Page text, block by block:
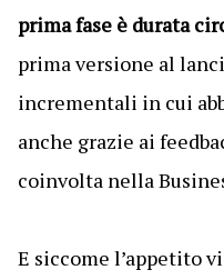
prima fase è durata
prima versione al
incrementali in cui
anche grazie ai
coinvolta nella
E siccome l’appetito